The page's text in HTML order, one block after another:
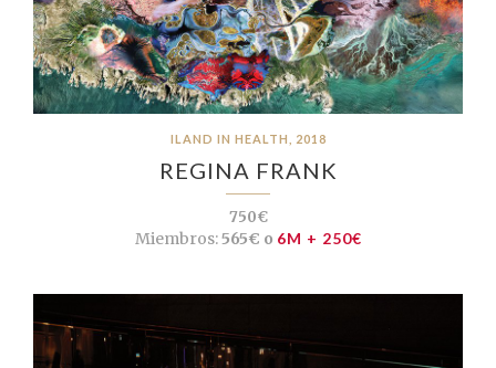
ILAND IN HEALTH, 2018
REGINA FRANK
750€
Miembros:565€ o 6M + 250€